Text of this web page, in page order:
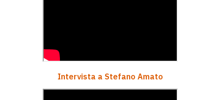
Intervista a Stefano Amato